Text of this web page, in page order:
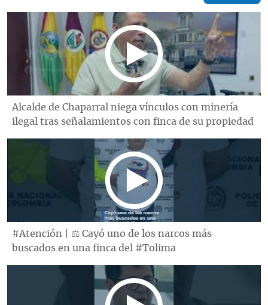
Alcalde de Chaparral niega vínculos con minería
ilegal tras señalamientos con finca de su propiedad
#Atención | ⚖️ Cayó uno de los narcos más
buscados en una finca del #Tolima